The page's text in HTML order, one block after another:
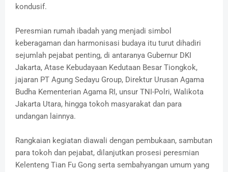
kondusif.
Peresmian rumah ibadah yang menjadi simbol
keberagaman dan harmonisasi budaya itu turut dihadiri
sejumlah pejabat penting, di antaranya Gubernur DKI
Jakarta, Atase Kebudayaan Kedutaan Besar Tiongkok,
jajaran PT Agung Sedayu Group, Direktur Urusan Agama
Budha Kementerian Agama RI, unsur TNI-Polri, Walikota
Jakarta Utara, hingga tokoh masyarakat dan para
undangan lainnya.
Rangkaian kegiatan diawali dengan pembukaan, sambutan
para tokoh dan pejabat, dilanjutkan prosesi peresmian
Kelenteng Tian Fu Gong serta sembahyangan umum yang